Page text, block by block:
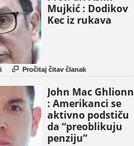
Mujkić : Dodikov
Kec iz rukava
 Pročitaj čitav članak
John Mac Ghlionn
: Amerikanci se
aktivno podstiču
da “preoblikuju
penziju”